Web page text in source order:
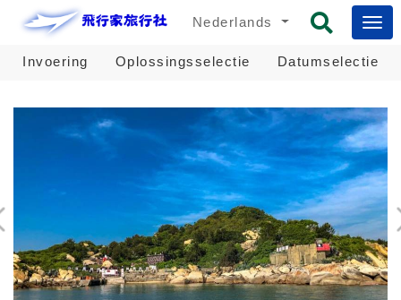
Nederlands
Invoering Oplossingsselectie Datumselectie